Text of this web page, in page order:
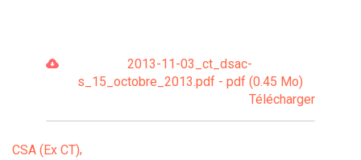
2013-11-03_ct_dsac-
s_15_octobre_2013.pdf - pdf (0.45 Mo)
Télécharger
CSA (Ex CT)